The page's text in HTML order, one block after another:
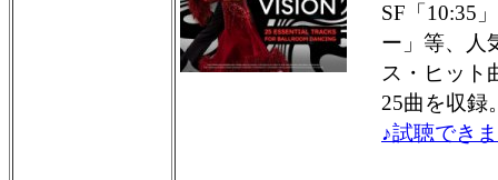
SF「10:35
ー」等、人
ス・ヒット
25曲を収録
♪試聴でき